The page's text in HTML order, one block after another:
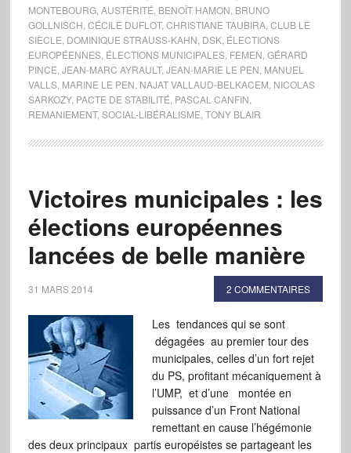
MONTEBOURG, AUSTÉRITÉ BENOÎT HAMON BRUNO
GOLLNISCH CÉCILE DUFLOT, CHRISTIANE TAUBIRA, CLUB LE
SIÈCLE DOMINIQUE STRAUSS-KAHN DSK, ÉLECTIONS
EUROPÉENNES, ÉLECTIONS MUNICIPALES, FEMEN GÉRARD
PINCE JEAN-MARC AYRAULT, JEAN-MARIE LE PEN MANUEL
VALLS, MARINE LE PEN NAJAT VALLAUD-BELKACEM NICOLAS
SARKOZY, PACTE DE STABILITÉ PASCAL CANFIN
REMANIEMENT, SOCIAL-LIBÉRALISME TONY BLAIR
Victoires municipales : les
élections européennes
lancées de belle manière
31 MARS 2014 2 COMMENTAIRES
Les tendances qui se sont
dégagées au premier tour des
municipales, celles d’un fort rejet
du PS, profitant mécaniquement à
l’UMP, et d’une montée en
puissance d’un Front National
remettant en cause l’hégémonie
des deux principaux partis européistes se partageant les